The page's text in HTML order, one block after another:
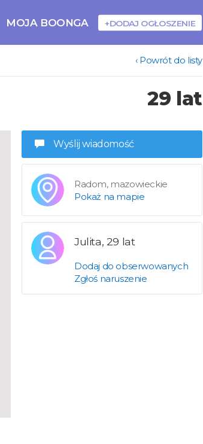
MOJA BOONGA +DODAJ OGŁOSZENIE
‹ Powrót do listy
29 lat
Wyślij wiadomość
Radom, mazowieckie
Pokaż na mapie
Julita, 29 lat
Dodaj do obserwowanych
Zgłoś naruszenie